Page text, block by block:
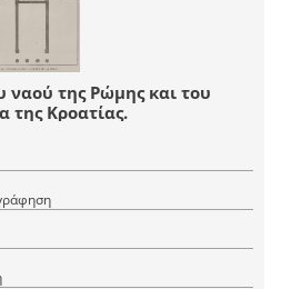
της Ρώμης και του
της Κροατίας.